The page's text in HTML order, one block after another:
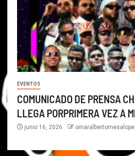
EVENTOS
COMUNICADO DE PRENSA
LLEGA PORPRIMERA VEZ A
junio 16, 2026